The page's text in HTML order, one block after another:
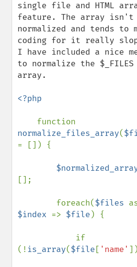
single file and HTML
feature. The array isn't
normalized and tends to
coding for it really
I have included a nice
to normalize the $_FILES
array.
<?php
normalize_files_array(
= []) {
[];
        foreach(
$files
$index => $file ) {
(! is_array($file [ 'name'